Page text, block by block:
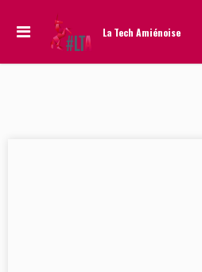
La Tech Amiénoise